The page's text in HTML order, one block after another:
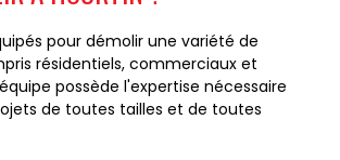
pour démolir une variété de
résidentiels, commerciaux et
possède l'expertise nécessaire
de toutes tailles et de toutes